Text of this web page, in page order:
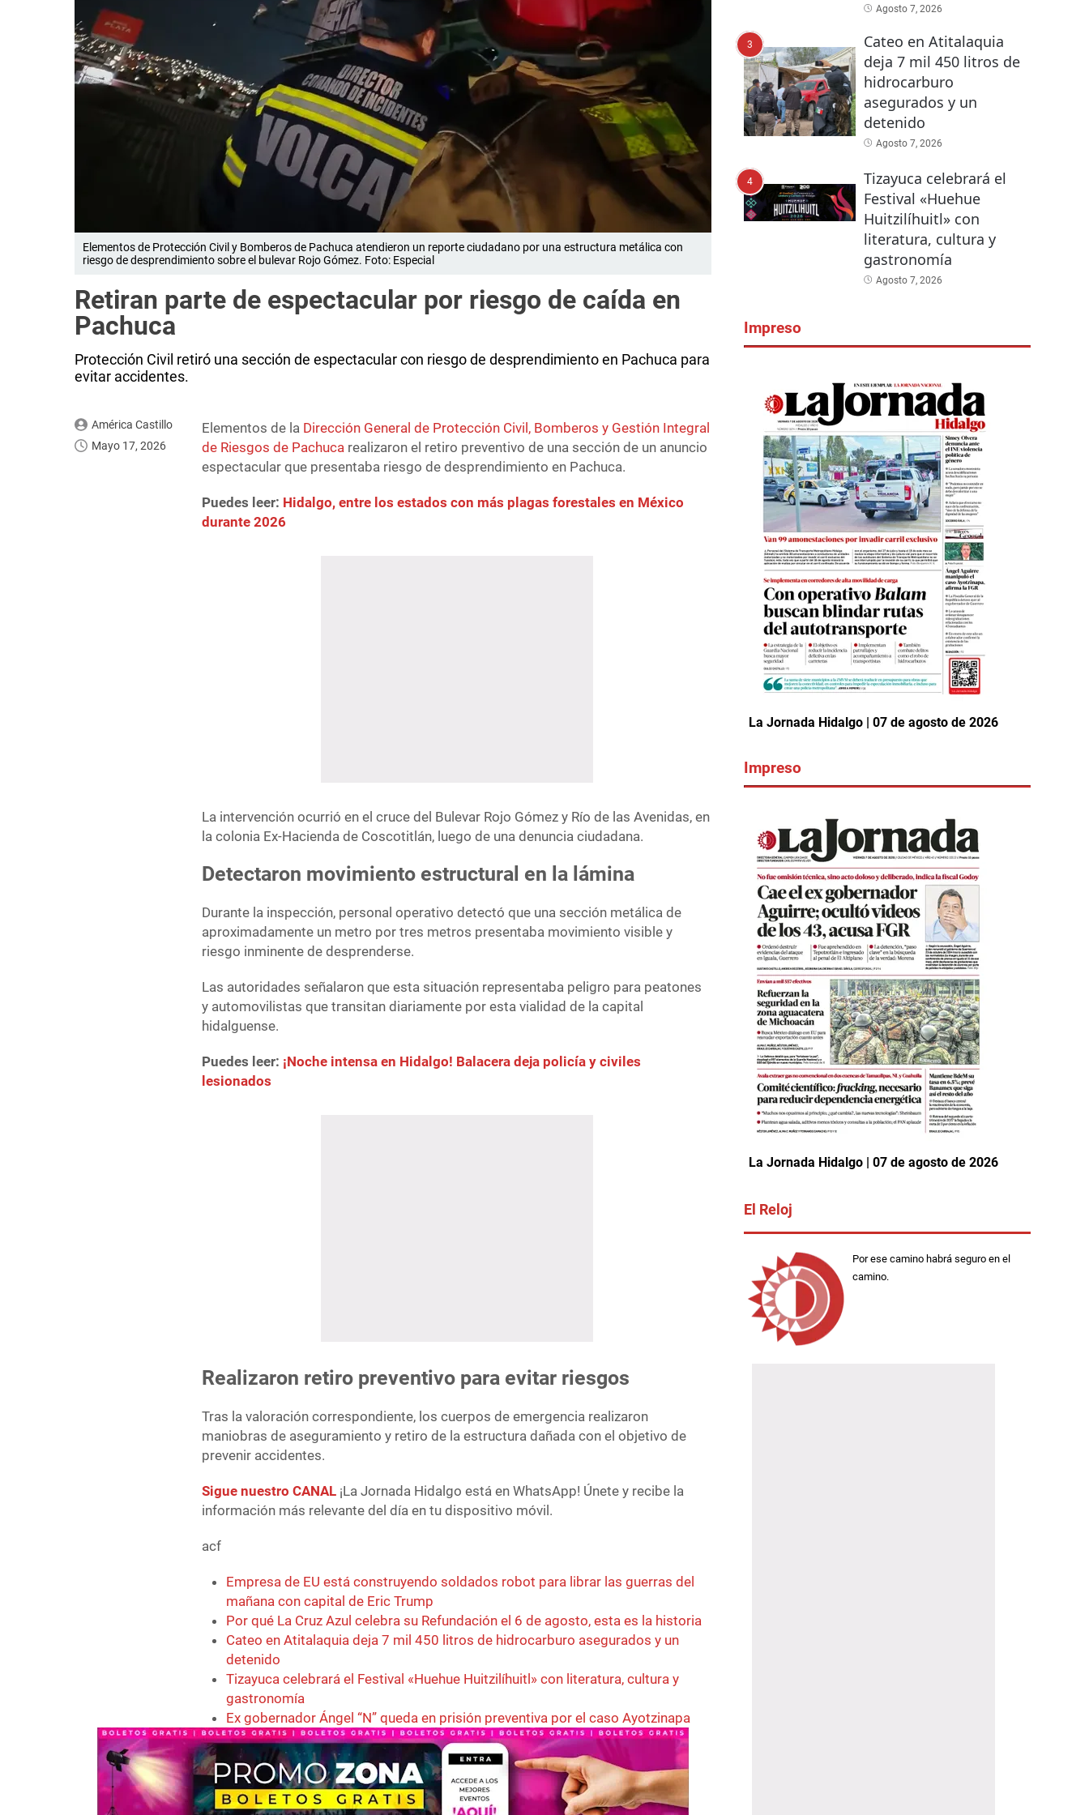
Elementos de Protección Civil y Bomberos de Pachuca atendieron un reporte ciudadano por una estructura metálica con
riesgo de desprendimiento sobre el bulevar Rojo Gómez. Foto: Especial
Retiran parte de espectacular por riesgo de caída en
Pachuca
Protección Civil retiró una sección de espectacular con riesgo de desprendimiento en Pachuca para
evitar accidentes.
América Castillo
Mayo 17, 2026
Elementos de la Dirección General de Protección Civil, Bomberos y Gestión Integral
de Riesgos de Pachuca realizaron el retiro preventivo de una sección de un anuncio
espectacular que presentaba riesgo de desprendimiento en Pachuca.
Puedes leer: Hidalgo, entre los estados con más plagas forestales en México
durante 2026
La intervención ocurrió en el cruce del Bulevar Rojo Gómez y Río de las Avenidas, en
la colonia Ex-Hacienda de Coscotitlán, luego de una denuncia ciudadana.
Detectaron movimiento estructural en la lámina
Durante la inspección, personal operativo detectó que una sección metálica de
aproximadamente un metro por tres metros presentaba movimiento visible y
riesgo inminente de desprenderse.
Las autoridades señalaron que esta situación representaba peligro para peatones
y automovilistas que transitan diariamente por esta vialidad de la capital
hidalguense.
Puedes leer: ¡Noche intensa en Hidalgo! Balacera deja policía y civiles
lesionados
Realizaron retiro preventivo para evitar riesgos
Tras la valoración correspondiente, los cuerpos de emergencia realizaron
maniobras de aseguramiento y retiro de la estructura dañada con el objetivo de
prevenir accidentes.
Sigue nuestro CANAL ¡La Jornada Hidalgo está en WhatsApp! Únete y recibe la
información más relevante del día en tu dispositivo móvil.
acf
Empresa de EU está construyendo soldados robot para librar las guerras del
mañana con capital de Eric Trump
Por qué La Cruz Azul celebra su Refundación el 6 de agosto, esta es la historia
Cateo en Atitalaquia deja 7 mil 450 litros de hidrocarburo asegurados y un
detenido
Tizayuca celebrará el Festival «Huehue Huitzilíhuitl» con literatura, cultura y
gastronomía
Ex gobernador Ángel “N” queda en prisión preventiva por el caso Ayotzinapa
Agosto 7, 2026
3
Cateo en Atitalaquia
deja 7 mil 450 litros de
hidrocarburo
asegurados y un
detenido
Agosto 7, 2026
4
Tizayuca celebrará el
Festival «Huehue
Huitzilíhuitl» con
literatura, cultura y
gastronomía
Agosto 7, 2026
Impreso
La Jornada Hidalgo | 07 de agosto de 2026
Impreso
La Jornada Hidalgo | 07 de agosto de 2026
El Reloj
Por ese camino habrá seguro en el
camino.